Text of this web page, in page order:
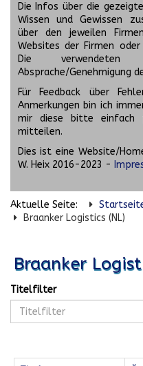
Die Infos über die
Wissen und Gewissen
über den jeweilen
Websites der Firmen oder
Die
Absprache/Genehmigung
Für Feedback über
Anmerkungen bin ich
mir diese bitte einfach
mitteilen.
Dies ist eine Website/
W. Heix 2016-2023 -
Aktuelle Seite:
Braanker Logistics (NL)
Braanker
Titelfilter